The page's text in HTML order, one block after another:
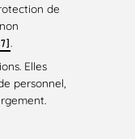
de
.
Elles
personnel,